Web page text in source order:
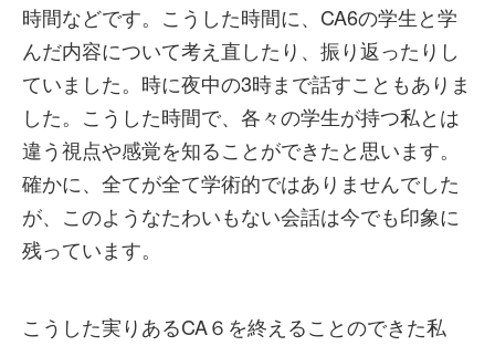
時間などです。こうした時間に、CA6の学生と学
んだ内容について考え直したり、振り返ったりし
ていました。時に夜中の3時まで話すこともありま
した。こうした時間で、各々の学生が持つ私とは
違う視点や感覚を知ることができたと思います。
確かに、全てが全て学術的ではありませんでした
が、このようなたわいもない会話は今でも印象に
残っています。
こうした実りあるCA６を終えることのできた私